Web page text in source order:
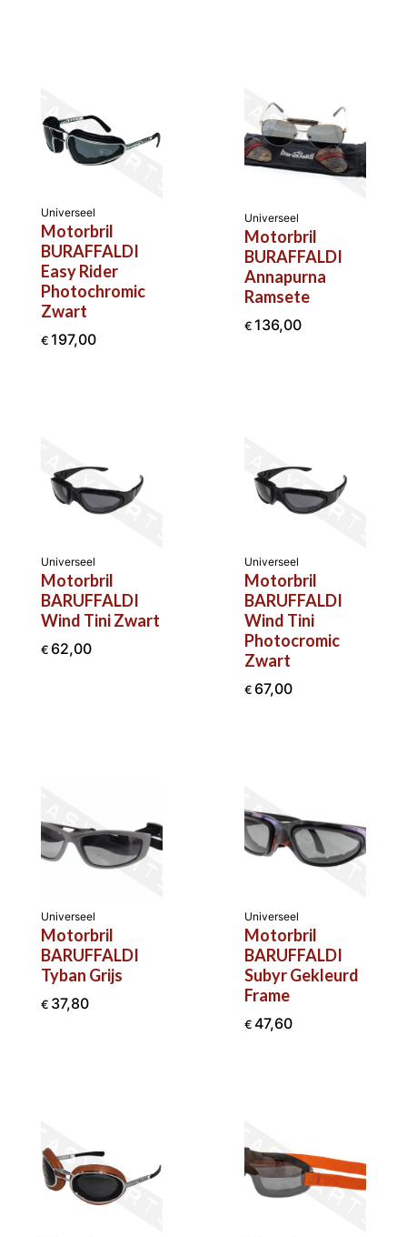
Universeel
Motorbril
BURAFFALDI
Easy Rider
Photochromic
Zwart
€ 197,00
Universeel
Motorbril
BURAFFALDI
Annapurna
Ramsete
€ 136,00
Universeel
Motorbril
BARUFFALDI
Wind Tini Zwart
€ 62,00
Universeel
Motorbril
BARUFFALDI
Wind Tini
Photocromic
Zwart
€ 67,00
Universeel
Motorbril
BARUFFALDI
Tyban Grijs
€ 37,80
Universeel
Motorbril
BARUFFALDI
Subyr Gekleurd
Frame
€ 47,60